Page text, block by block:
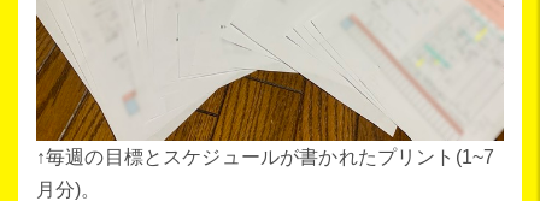
↑毎週の目標とスケジュールが書かれたプリント(1~7
月分)。